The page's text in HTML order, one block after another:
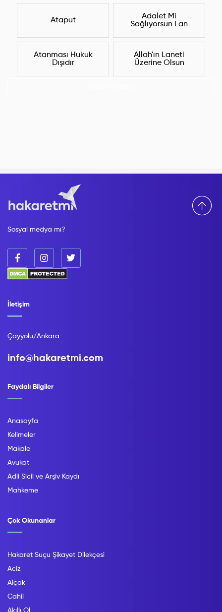
Ataput
Adalet Mi
Sağlıyorsun Lan
Atanması Hukuk
Dışıdır
Allah'ın Laneti
Üzerine Olsun
Sosyal medya mı?
Faydalı Bilgiler
Anasayfa
Kelimeler
Makale
Avukat
Adli Sicil ve Arşiv Kaydı
Mahkeme
Çok Okunanlar
Hakaret Suçu Şikayet Dilekçesi
Aciz
Alçak
Cahil
Akıllı Ol
İletişim
Çayyolu/Ankara
info@hakaretmi.com